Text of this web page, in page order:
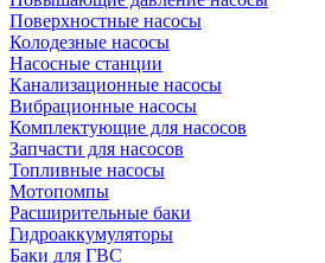
Поверхностные насосы
Колодезные насосы
Насосные станции
Канализационные насосы
Вибрационные насосы
Комплектующие для насосов
Запчасти для насосов
Топливные насосы
Мотопомпы
Расширительные баки
Гидроаккумуляторы
Баки для ГВС